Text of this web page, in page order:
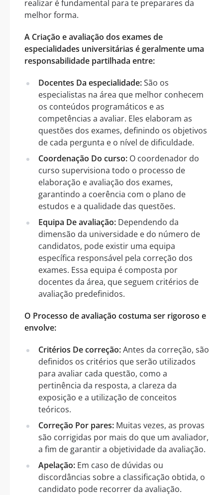
realizar é fundamental para te preparares da
melhor forma.
A Criação e avaliação dos exames de
especialidades universitárias é geralmente uma
responsabilidade partilhada entre:
Docentes Da especialidade:São os
especialistas na área que melhor conhecem
os conteúdos programáticos e as
competências a avaliar. Eles elaboram as
questões dos exames, definindo os objetivos
de cada pergunta e o nível de dificuldade.
Coordenação Do curso: O coordenador do
curso supervisiona todo o processo de
elaboração e avaliação dos exames,
garantindo a coerência com o plano de
estudos e a qualidade das questões.
Equipa De avaliação: Dependendo da
dimensão da universidade e do número de
candidatos, pode existir uma equipa
específica responsável pela correção dos
exames. Essa equipa é composta por
docentes da área, que seguem critérios de
avaliação predefinidos.
O Processo de avaliação costuma ser rigoroso e
envolve:
Critérios De correção:Antes da correção, são
definidos os critérios que serão utilizados
para avaliar cada questão, como a
pertinência da resposta, a clareza da
exposição e a utilização de conceitos
teóricos.
Correção Por pares: Muitas vezes, as provas
são corrigidas por mais do que um avaliador,
a fim de garantir a objetividade da avaliação.
Apelação: Em caso de dúvidas ou
discordâncias sobre a classificação obtida, o
candidato pode recorrer da avaliação.